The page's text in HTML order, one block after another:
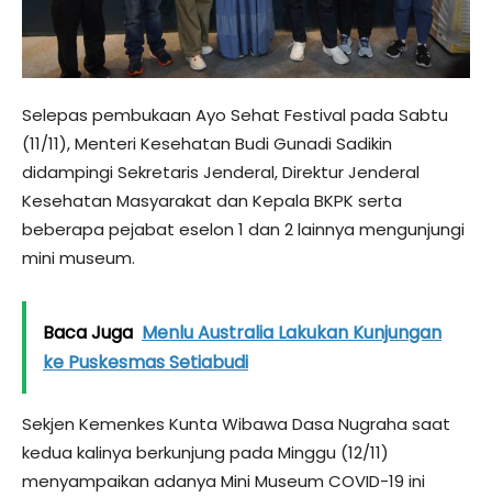
Selepas pembukaan Ayo Sehat Festival pada Sabtu
(11/11), Menteri Kesehatan Budi Gunadi Sadikin
didampingi Sekretaris Jenderal, Direktur Jenderal
Kesehatan Masyarakat dan Kepala BKPK serta
beberapa pejabat eselon 1 dan 2 lainnya mengunjungi
mini museum.
Baca Juga Menlu Australia Lakukan Kunjungan
ke Puskesmas Setiabudi
Sekjen Kemenkes Kunta Wibawa Dasa Nugraha saat
kedua kalinya berkunjung pada Minggu (12/11)
menyampaikan adanya Mini Museum COVID-19 ini